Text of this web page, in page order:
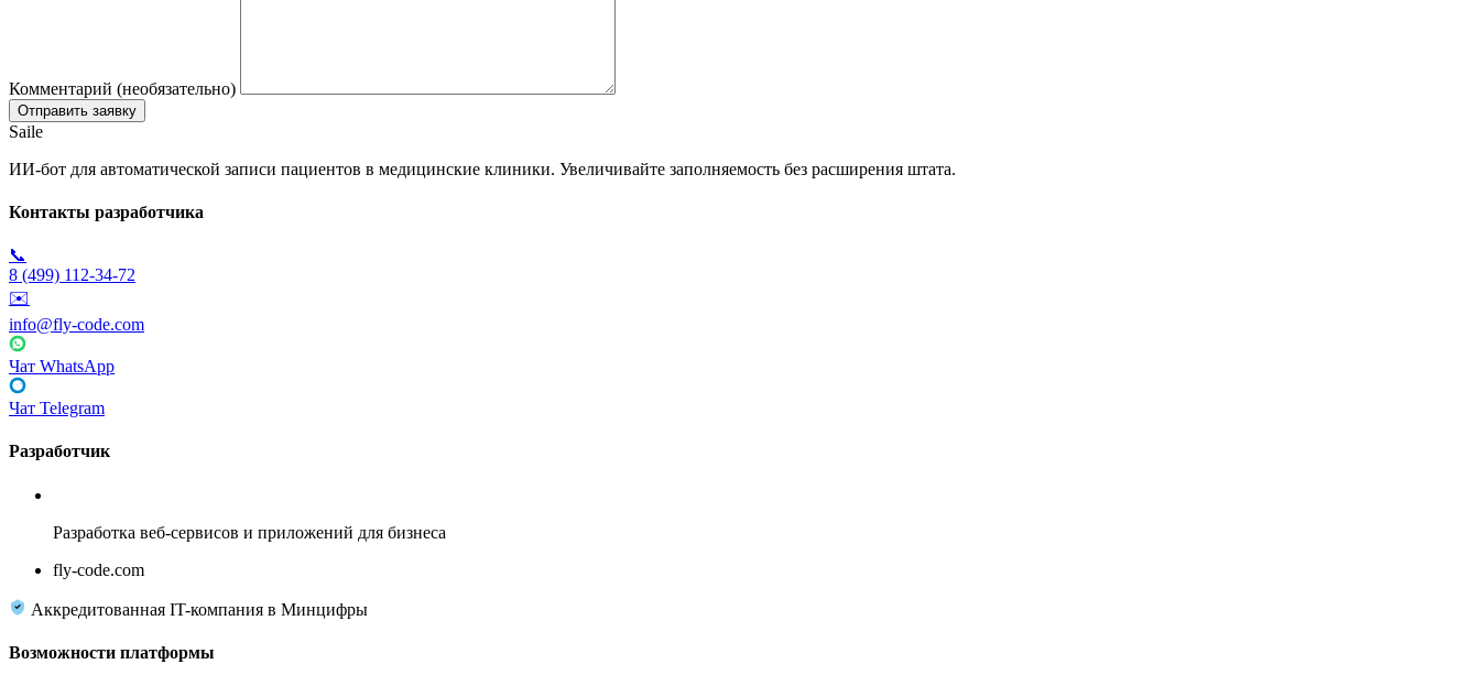
Комментарий (необязательно)
Saile
ИИ-бот для автоматической записи пациентов в медицинские клиники. Увеличивайте заполняемость без расширения штата.
Контакты разработчика
📞
8 (499) 112-34-72
✉️
info@fly-code.com
Чат WhatsApp
Чат Telegram
Разработчик
Разработка веб-сервисов и приложений для бизнеса
fly-code.com
Аккредитованная IT-компания в Минцифры
Возможности платформы